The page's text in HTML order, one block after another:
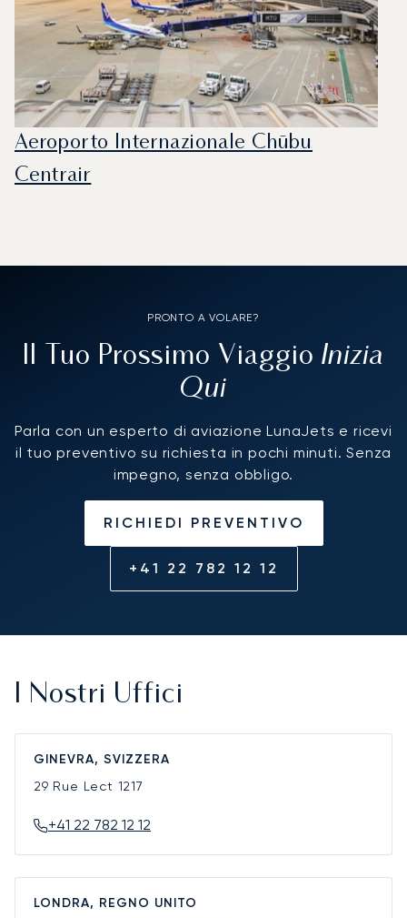
Aeroporto Internazionale Chūbu
Centrair
PRONTO A VOLARE?
Il Tuo Prossimo Viaggio Inizia
Qui
Parla con un esperto di aviazione LunaJets e ricevi
il tuo preventivo su richiesta in pochi minuti. Senza
impegno, senza obbligo.
RICHIEDI PREVENTIVO
+41 22 782 12 12
I Nostri Uffici
GINEVRA, SVIZZERA
29 Rue Lect 1217
+41 22 782 12 12
LONDRA, REGNO UNITO